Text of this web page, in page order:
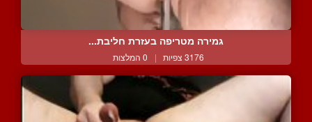
גמירה מטריפה בעזרת חליבת...
3176 צפיות | 0 המלצות